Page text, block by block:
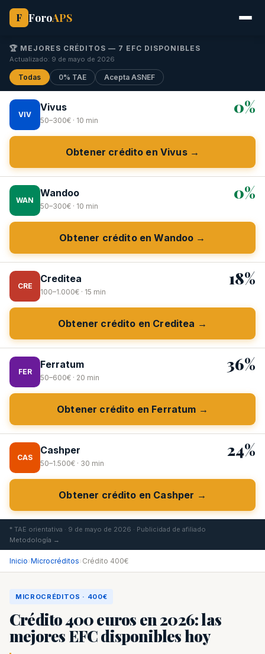
F ForoAPS
🏆 MEJORES CRÉDITOS — 7 EFC DISPONIBLES
Actualizado: 9 de mayo de 2026
Todas 0% TAE Acepta ASNEF
VIV
Vivus
50–300€ · 10 min
0%
Obtener crédito en Vivus →
WAN
Wandoo
50–300€ · 10 min
0%
Obtener crédito en Wandoo →
CRE
Creditea
100–1.000€ · 15 min
18%
Obtener crédito en Creditea →
FER
Ferratum
50–600€ · 20 min
36%
Obtener crédito en Ferratum →
CAS
Cashper
50–1.500€ · 30 min
24%
Obtener crédito en Cashper →
* TAE orientativa · 9 de mayo de 2026 · Publicidad de afiliado
Metodología →
Inicio›Microcréditos›Crédito 400€
MICROCRÉDITOS · 400€
Crédito 400 euros en 2026: las
mejores EFC disponibles hoy